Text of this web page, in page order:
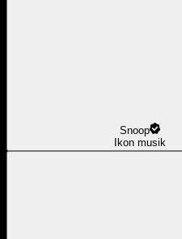
Snoop
Ikon musik